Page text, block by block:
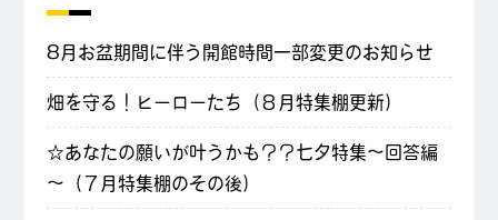
8月お盆期間に伴う開館時間一部変更のお知らせ
畑を守る！ヒーローたち（８月特集棚更新）
☆あなたの願いが叶うかも？？七夕特集～回答編
～（７月特集棚のその後）